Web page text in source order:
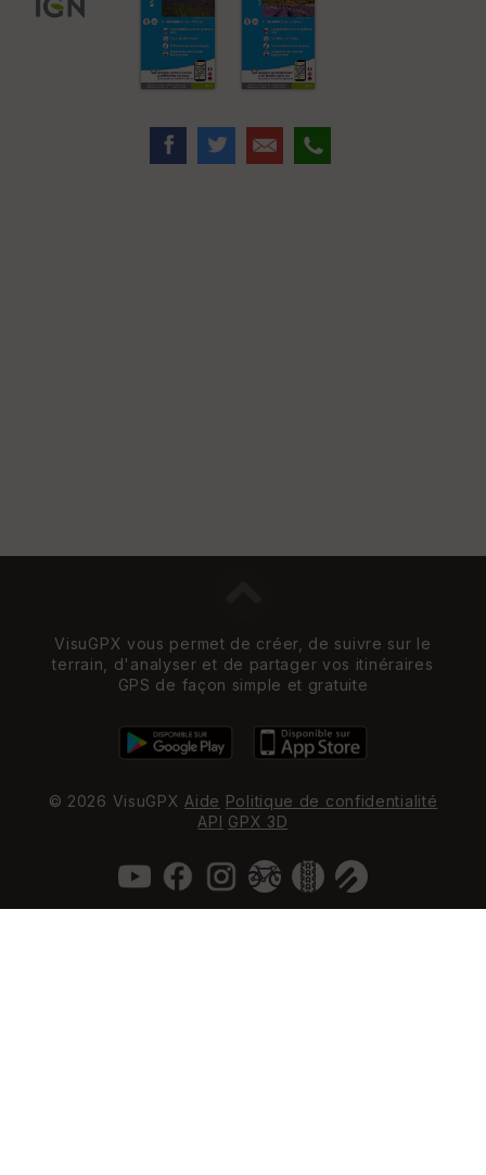
VisuGPX vous permet de créer, de suivre sur le
terrain, d'analyser et de partager vos itinéraires
GPS de façon simple et gratuite
© 2026 VisuGPX Aide Politique de confidentialité
API GPX 3D